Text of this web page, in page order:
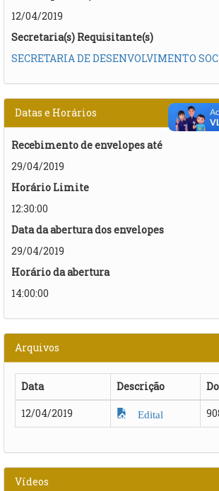
12/04/2019
Secretaria(s) Requisitante(s)
SECRETARIA DE DESENVOLVIMENTO
Datas e Horários
Recebimento de envelopes até
29/04/2019
Horário Limite
12:30:00
Data da abertura dos envelopes
29/04/2019
Horário da abertura
14:00:00
Arquivos
Data Descrição
12/04/2019
Edital
Vídeos